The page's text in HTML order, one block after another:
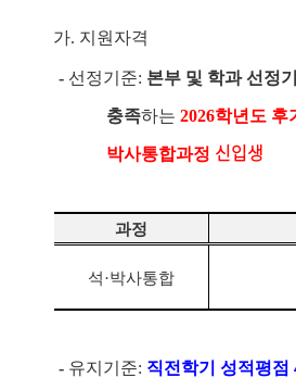
가. 지원자격
- 선정기준: 본부 및 학과 선정
충족하는 2026학년도 후
박사통합과정 신입생
과정
석·박사통합
- 유지기준: 직전학기 성적평점